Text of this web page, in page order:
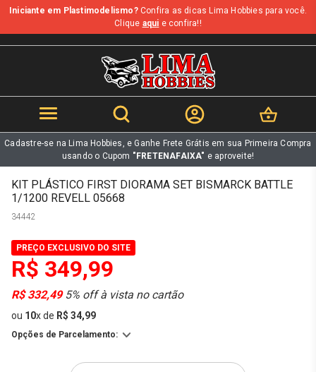
b
Iniciante em Plastimodelismo?Confira as dicas Lima Hobbies para você.
Clique aqui e confira!!
Cadastre-se na Lima Hobbies, e Ganhe Frete Grátis em sua Primeira Compra
usando o Cupom "FRETENAFAIXA" e aproveite!
KIT PLÁSTICO FIRST DIORAMA SET BISMARCK BATTLE
1/1200 REVELL 05668
34442
PREÇO EXCLUSIVO DO SITE
R$ 349,99
R$ 332,495% off à vista no cartão
ou 10xde R$ 34,99
Opções de Parcelamento: